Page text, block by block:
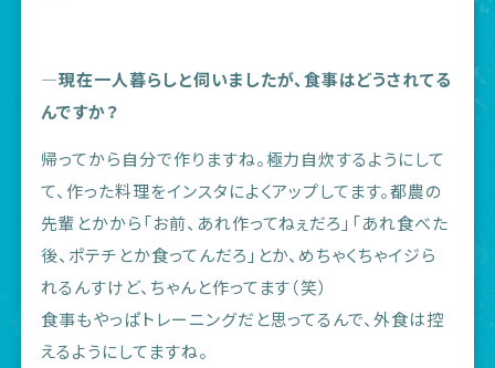
―現在一人暮らしと伺いましたが、食事はどうされてる
んですか？
帰ってから自分で作りますね。極力自炊するようにして
て、作った料理をインスタによくアップしてます。都農の
先輩とかから「お前、あれ作ってねぇだろ」「あれ食べた
後、ポテチとか食ってんだろ」とか、めちゃくちゃイジら
れるんすけど、ちゃんと作ってます（笑）
食事もやっぱトレーニングだと思ってるんで、外食は控
えるようにしてますね。